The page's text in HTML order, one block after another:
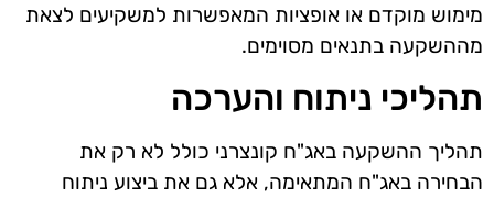
מימוש מוקדם או אופציות המאפשרות למשקיעים לצאת
מההשקעה בתנאים מסוימים.
תהליכי ניתוח והערכה
תהליך ההשקעה באג"ח קונצרני כולל לא רק את
הבחירה באג"ח המתאימה, אלא גם את ביצוע ניתוח